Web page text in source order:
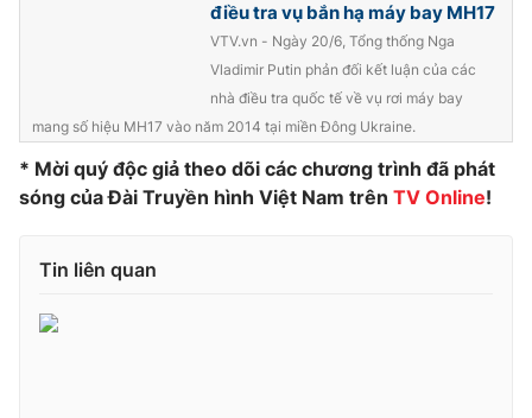
Cơ quan chủ quản: Đài Truyền hình Việt Nam
cấp ngày 29/12/2023
điều tra vụ bắn hạ máy bay MH17
VTV.vn - Ngày 20/6, Tổng thống Nga
Vladimir Putin phản đối kết luận của các
nhà điều tra quốc tế về vụ rơi máy bay
mang số hiệu MH17 vào năm 2014 tại miền Đông Ukraine.
* Mời quý độc giả theo dõi các chương trình đã phát
sóng của Đài Truyền hình Việt Nam trên TV Online!
Tin liên quan